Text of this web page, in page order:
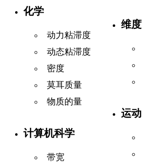
化学
动力粘滞度
动态粘滞度
密度
莫耳质量
物质的量
计算机科学
带宽
维度
运动